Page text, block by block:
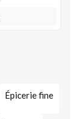
Épicerie fine